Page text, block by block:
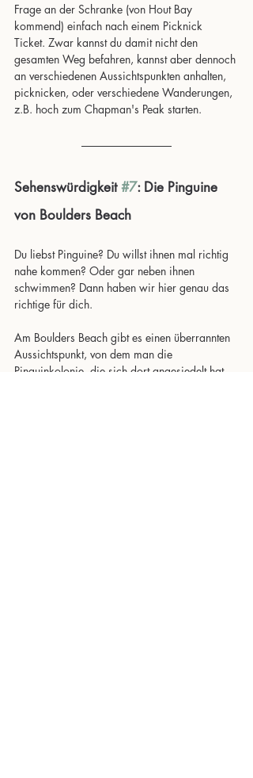
Frage an der Schranke (von Hout Bay
kommend) einfach nach einem Picknick
Ticket. Zwar kannst du damit nicht den
gesamten Weg befahren, kannst aber dennoch
an verschiedenen Aussichtspunkten anhalten,
picknicken, oder verschiedene Wanderungen,
z.B. hoch zum Chapman's Peak starten.
Sehenswürdigkeit #7: Die Pinguine
von Boulders Beach
Du liebst Pinguine? Du willst ihnen mal richtig
nahe kommen? Oder gar neben ihnen
schwimmen? Dann haben wir hier genau das
richtige für dich.
Am Boulders Beach gibt es einen überrannten
Aussichtspunkt, von dem man die
Pinguinkolonie, die sich dort angesiedelt hat,